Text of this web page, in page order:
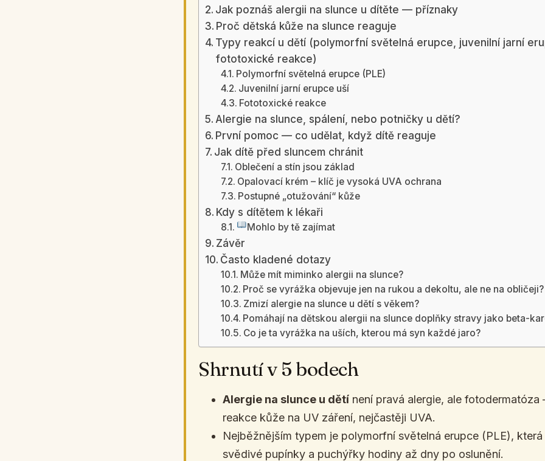
Jak poznáš alergii na slunce u dítěte — příznaky
Proč dětská kůže na slunce reaguje
Typy reakcí u dětí (polymorfní světelná erupce, juvenilní jarní
fototoxické reakce)
Polymorfní světelná erupce (PLE)
Juvenilní jarní erupce uší
Fototoxické reakce
Alergie na slunce, spálení, nebo potničky u dětí?
První pomoc — co udělat, když dítě reaguje
Jak dítě před sluncem chránit
Oblečení a stín jsou základ
Opalovací krém – klíč je vysoká UVA ochrana
Postupné „otužování“ kůže
Kdy s dítětem k lékaři
Mohlo by tě zajímat
Závěr
Často kladené dotazy
Může mít miminko alergii na slunce?
Proč se vyrážka objevuje jen na rukou a dekoltu, ale ne na obličeji?
Zmizí alergie na slunce u dětí s věkem?
Pomáhají na dětskou alergii na slunce doplňky stravy jako beta-
Co je ta vyrážka na uších, kterou má syn každé jaro?
Shrnutí v 5 bodech
Alergie na slunce u dětí není pravá alergie, ale fotodermatóza
reakce kůže na UV záření, nejčastěji UVA.
Nejběžnějším typem je polymorfní světelná erupce (PLE),
svědivé pupínky a puchýřky hodiny až dny po oslunění.